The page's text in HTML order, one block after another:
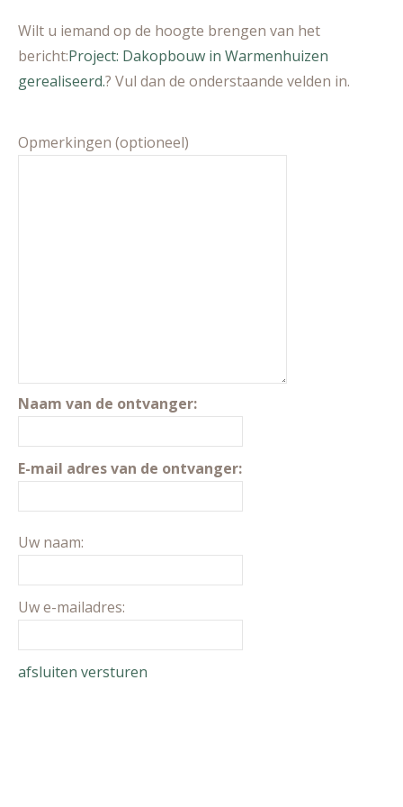
Wilt u iemand op de hoogte brengen van het
bericht:Project: Dakopbouw in Warmenhuizen
gerealiseerd.? Vul dan de onderstaande velden in.
Opmerkingen (optioneel)
Naam van de ontvanger:
E-mail adres van de ontvanger:
Uw naam:
Uw e-mailadres:
afsluiten versturen